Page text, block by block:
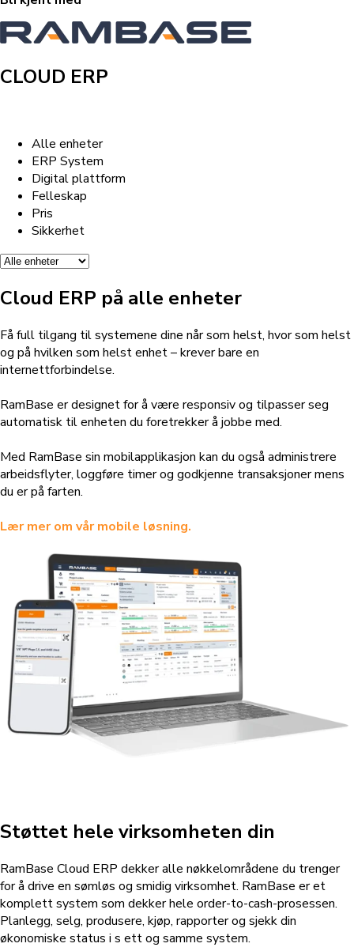
CLOUD ERP
Alle enheter
ERP System
Digital plattform
Felleskap
Pris
Sikkerhet
Cloud ERP på alle enheter
Få full tilgang til systemene dine når som helst, hvor som helst
og på hvilken som helst enhet – krever bare en
internettforbindelse.
RamBase er designet for å være responsiv og tilpasser seg
automatisk til enheten du foretrekker å jobbe med.
Med RamBase sin mobilapplikasjon kan du også administrere
arbeidsflyter, loggføre timer og godkjenne transaksjoner mens
du er på farten.
Lær mer om vår mobile løsning.
Støttet hele virksomheten din
RamBase Cloud ERP dekker alle nøkkelområdene du trenger
for å drive en sømløs og smidig virksomhet. RamBase er et
komplett system som dekker hele order-to-cash-prosessen.
Planlegg, selg, produsere, kjøp, rapporter og sjekk din
økonomiske status i s ett og samme system.